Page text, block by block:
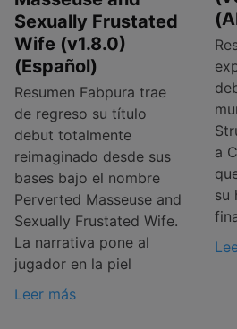
Sexually Frustated
Wife (v1.8.0)
(Español)
Resumen Fabpura trae
de regreso su título
debut totalmente
reimaginado desde sus
bases bajo el nombre
Perverted Masseuse and
Sexually Frustated Wife.
La narrativa pone al
jugador en la piel
Leer más
a
su